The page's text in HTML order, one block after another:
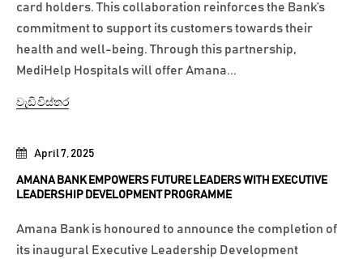
April 7, 2025
AMANA BANK EMPOWERS FUTURE LEADERS WITH EXECUTIVE
LEADERSHIP DEVELOPMENT PROGRAMME
Amana Bank is honoured to announce the completion of
its inaugural Executive Leadership Development
card holders. This collaboration reinforces the Bank’s
commitment to support its customers towards their
health and well-being. Through this partnership,
MediHelp Hospitals will offer Amana...
වැඩි විස්තර